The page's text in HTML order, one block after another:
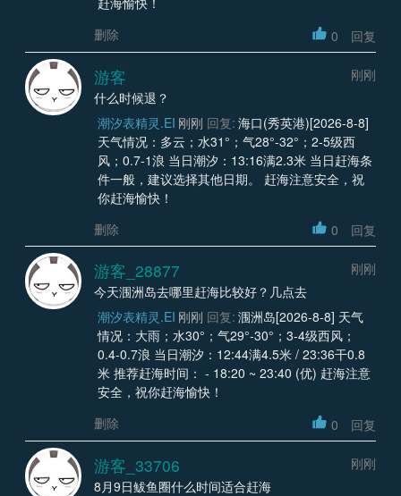
删除
0 回复
游客
刚刚
什么时候退？
潮汐表精灵.EI 刚刚 回复: 海口(秀英港)[2026-8-8]
天气情况：多云；水31°；气28°-32°；2-5级西
风；0.7-1浪 当日潮汐：13:16满2.3米 当日赶海条
件一般，建议选择其他日期。 赶海注意安全，祝
你赶海愉快！
删除
0 回复
游客_28877
刚刚
今天涠洲岛去哪里赶海比较好？几点去
潮汐表精灵.EI 刚刚 回复: 涠洲岛[2026-8-8] 天气
情况：大雨；水30°；气29°-30°；3-4级西风；
0.4-0.7浪 当日潮汐：12:44满4.5米 / 23:36干0.8
米 推荐赶海时间： - 18:20 ~ 23:40 (优) 赶海注意
安全，祝你赶海愉快！
删除
0 回复
游客_33706
刚刚
8月9日鲅鱼圈什么时间适合赶海